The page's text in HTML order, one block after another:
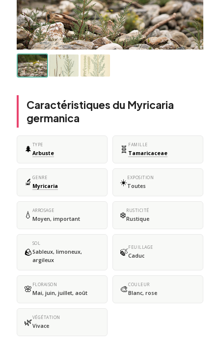
Caractéristiques du Myricaria
germanica
🌲 TYPE
Arbuste 🧬 FAMILLE
Tamaricaceae
🔬 GENRE
Myricaria ☀️EXPOSITION
Toutes
💧 ARROSAGE
Moyen, important ❄️RUSTICITÉ
Rustique
🪨
SOL
Sableux, limoneux,
argileux
🍃FEUILLAGE
Caduc
🌸 FLORAISON
Mai, juin, juillet, août 🎨COULEUR
Blanc, rose
🌿VÉGÉTATION
Vivace